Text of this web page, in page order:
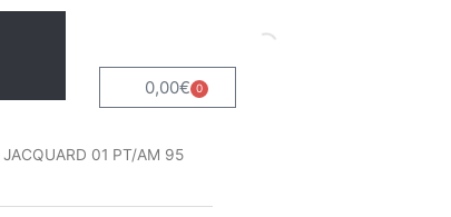
0,00€ 0
Carrito
01 PT/AM 95